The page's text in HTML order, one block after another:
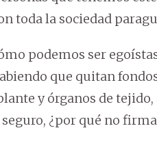
toda la sociedad
podemos ser
que quitan
y órganos de
¿por qué no